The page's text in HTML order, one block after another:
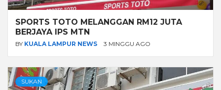
SPORTS TOTO MELANGGAN RM12 JUTA
BERJAYA IPS MTN
BY KUALA LAMPUR NEWS 3 MINGGU AGO
SUKAN